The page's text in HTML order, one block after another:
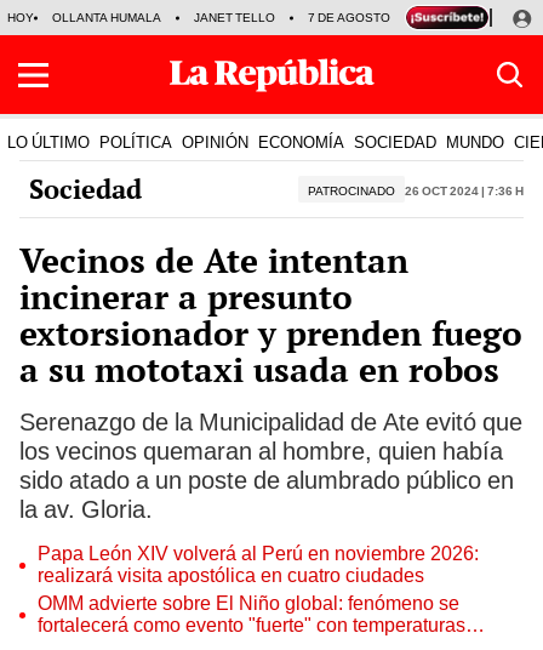
HOY OLLANTA HUMALA JANET TELLO 7 DE AGOSTO TINKA RESULTADOS
LO ÚLTIMO POLÍTICA OPINIÓN ECONOMÍA SOCIEDAD MUNDO
Sociedad PATROCINADO 26 Oct 2024 | 7:36 h
Vecinos de Ate intentan
incinerar a presunto
extorsionador y prenden fuego
a su mototaxi usada en robos
Serenazgo de la Municipalidad de Ate evitó que
los vecinos quemaran al hombre, quien había
sido atado a un poste de alumbrado público en
la av. Gloria.
Papa León XIV volverá al Perú en noviembre 2026:
realizará visita apostólica en cuatro ciudades
OMM advierte sobre El Niño global: fenómeno se
fortalecerá como evento "fuerte" con temperaturas